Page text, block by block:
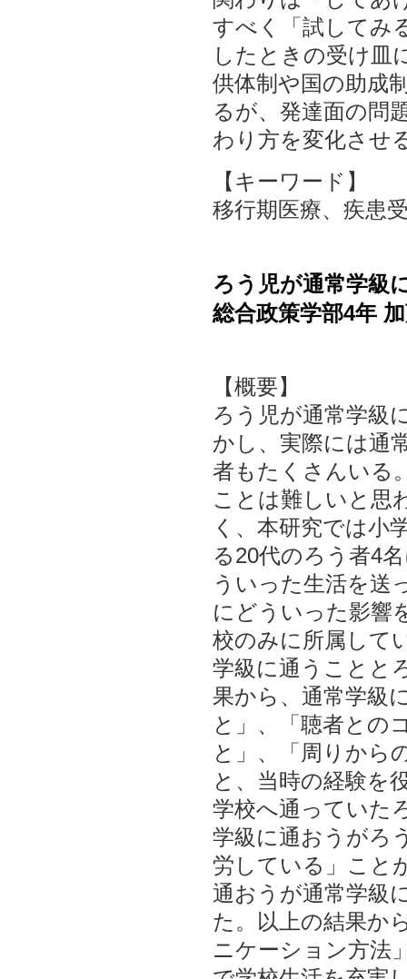
すべく「試してみ
したときの受け皿
供体制や国の助成
るが、発達面の問
わり方を変化させ
【キーワード】
移行期医療、疾患
ろう児が通常学級
総合政策学部4年
【概要】
ろう児が通常学級
かし、実際には通
者もたくさんいる
ことは難しいと思
く、本研究では小
る20代のろう者4
ういった生活を送
にどういった影響
校のみに所属して
学級に通うことと
果から、通常学級
と」、「聴者との
と」、「周りから
と、当時の経験を
学校へ通っていた
学級に通おうがろ
労している」こと
通おうが通常学級
た。以上の結果か
ニケーション方法